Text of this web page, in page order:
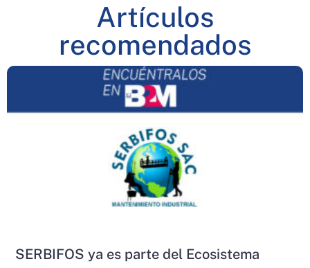
Artículos
recomendados
SERBIFOS ya es parte del Ecosistema